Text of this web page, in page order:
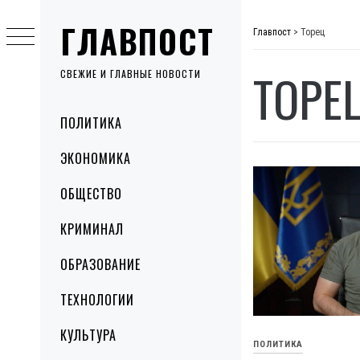
ГЛАВПОСТ
СВЕЖИЕ И ГЛАВНЫЕ НОВОСТИ
MenuПОЛИТИКА
ЭКОНОМИКА
ОБЩЕСТВО
КРИМИНАЛ
ОБРАЗОВАНИЕ
ТЕХНОЛОГИИ
КУЛЬТУРА
to
content
Главпост > Торец
ПОЛИТИКА